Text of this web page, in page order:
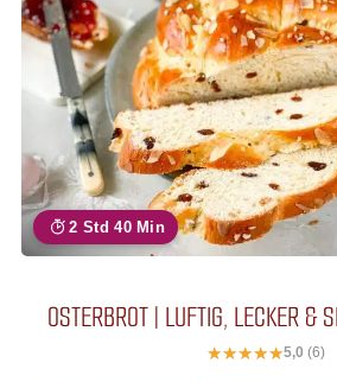
2 Std 40 Min
OSTERBROT | LUFTIG, LECKER &
5,0 (6)